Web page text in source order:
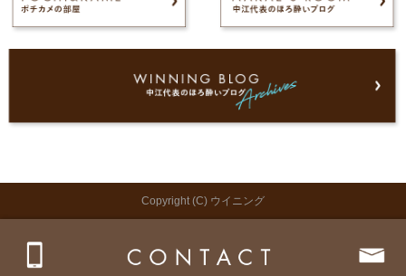
Copyright (C) ウイニング